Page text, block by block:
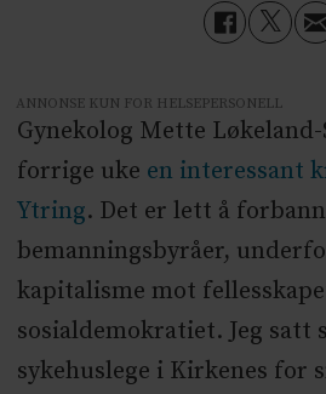
ANNONSE KUN FOR HELSEPERSONELL
Gynekolog Mette
forrige uke en interessant
Ytring. Det er lett å
bemanningsbyråer,
kapitalisme mot
sosialdemokratiet. Jeg satt
sykehuslege i Kirkenes for